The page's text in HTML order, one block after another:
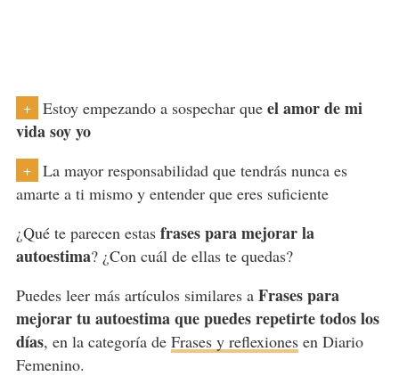
+ Estoy empezando a sospechar que el amor de mi
vida soy yo
+
La mayor responsabilidad que tendrás nunca es
amarte a ti mismo y entender que eres suficiente
¿Qué te parecen estas frases para mejorar la
autoestima? ¿Con cuál de ellas te quedas?
Puedes leer más artículos similares a Frases para
mejorar tu autoestima que puedes repetirte todos los
días, en la categoría de Frases y reflexionesen Diario
Femenino.